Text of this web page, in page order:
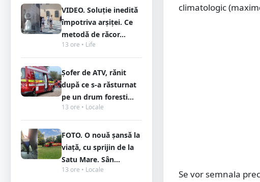
VIDEO. Soluție inedită
împotriva arșiței. Ce
metodă de răcor...
13 ore • Life
Șofer de ATV, rănit
după ce s-a răsturnat
pe un drum foresti...
13 ore • Locale
FOTO. O nouă șansă la
viață, cu sprijin de la
Satu Mare. Sân...
13 ore • Locale
climatologic
Se vor semnala